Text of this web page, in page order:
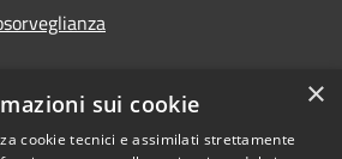
×
sui cookie
cookie tecnici e assimilati strettamente